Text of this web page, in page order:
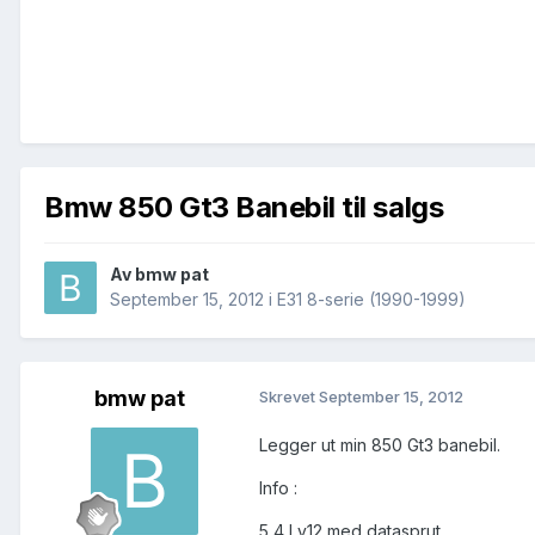
Bmw 850 Gt3 Banebil til salgs
Av bmw pat
September 15, 2012 i E31 8-serie (1990-1999)
bmw pat SkrevetSeptember 15, 2012
Legger ut min 850 Gt3 banebil.
Info :